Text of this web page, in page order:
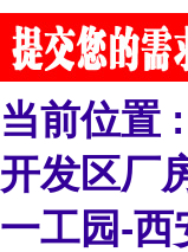
当前位置 :
开发区厂
一工园-西